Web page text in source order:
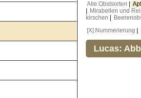
Alle Obstsorten
Mirabellen und
kirschen
[X] Nummerierung
Lucas: